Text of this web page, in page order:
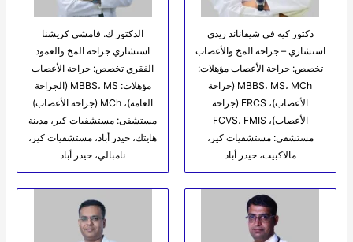
دكتور كيه في شيفاناند ريدي
استشاري – جراحة المخ والأعصاب
تخصص: جراحة الأعصاب مؤهلات:
MBBS، MS، MCh (جراحة
الأعصاب)، FRCS (جراحة
الأعصاب)، FCVS، FMIS
مستشفى: مستشفيات كير،
مالاكبيت، حيدر أباد
الدكتور ك. فامشي كريشنا
استشاري جراحة المخ والعمود
الفقري تخصص: جراحة الأعصاب
مؤهلات: MBBS، MS (الجراحة
العامة)، MCh (جراحة الأعصاب)
مستشفى: مستشفيات كير، مدينة
هايتك، حيدر أباد، مستشفيات كير،
نامبالي، حيدر أباد